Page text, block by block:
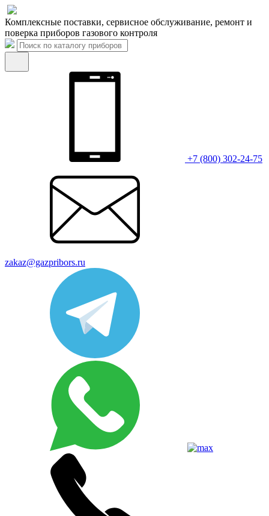
Комплексные поставки, сервисное обслуживание, ремонт и
поверка приборов газового контроля
+7 (800) 302-24-75
zakaz@gazpribors.ru